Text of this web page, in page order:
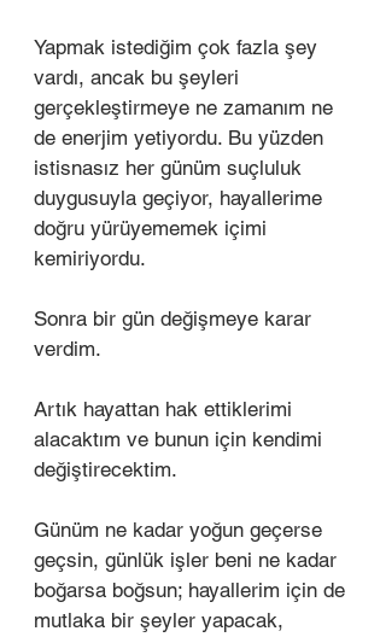
Yapmak istediğim çok fazla şey
vardı, ancak bu şeyleri
gerçekleştirmeye ne zamanım ne
de enerjim yetiyordu. Bu yüzden
istisnasız her günüm suçluluk
duygusuyla geçiyor, hayallerime
doğru yürüyememek içimi
kemiriyordu.
Sonra bir gün değişmeye karar
verdim.
Artık hayattan hak ettiklerimi
alacaktım ve bunun için kendimi
değiştirecektim.
Günüm ne kadar yoğun geçerse
geçsin, günlük işler beni ne kadar
boğarsa boğsun; hayallerim için de
mutlaka bir şeyler yapacak,